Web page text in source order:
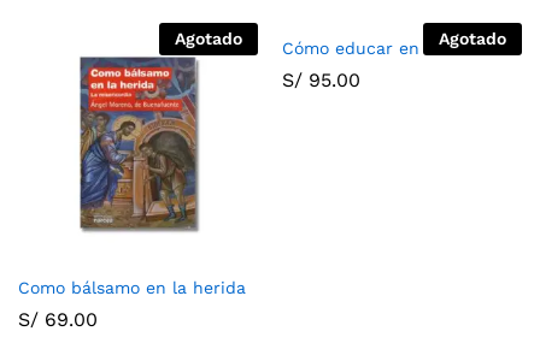
Agotado
Como bálsamo en la herida
S/ 69.00
Agotado
Cómo educar en valores
S/ 95.00